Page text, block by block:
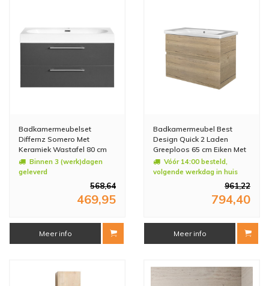
Badkamermeubelset
Differnz Somero Met
Keramiek Wastafel 80 cm
Antraciet
Binnen 3 (werk)dagen
geleverd
568,64
469,95
Meer info
Badkamermeubel Best
Design Quick 2 Laden
Greeploos 65 cm Eiken Met
Wastafel
Vóór 14:00 besteld,
volgende werkdag in huis
961,22
794,40
Meer info